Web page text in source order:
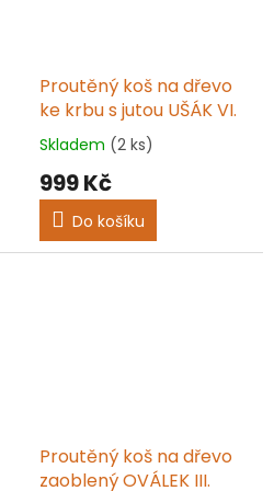
Proutěný koš na dřevo
ke krbu s jutou UŠÁK VI.
Průměrné
hodnocení
produktu
5,0
z
Skladem (2 ks)
999 Kč
Do košíku
Proutěný koš na dřevo
zaoblený OVÁLEK III.